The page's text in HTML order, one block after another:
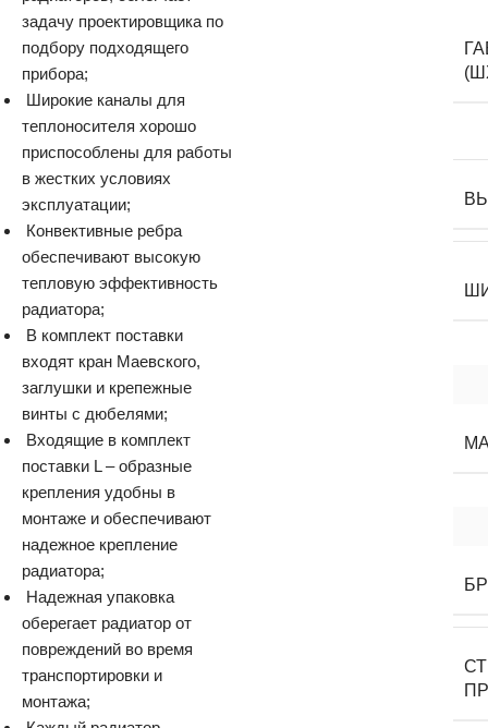
задачу проектировщика по
подбору подходящего
прибора;
Широкие каналы для
теплоносителя хорошо
приспособлены для работы
в жестких условиях
эксплуатации;
Конвективные ребра
обеспечивают высокую
тепловую эффективность
радиатора;
В комплект поставки
входят кран Маевского,
заглушки и крепежные
винты с дюбелями;
Входящие в комплект
поставки L – образные
крепления удобны в
монтаже и обеспечивают
надежное крепление
радиатора;
Надежная упаковка
оберегает радиатор от
повреждений во время
транспортировки и
монтажа;